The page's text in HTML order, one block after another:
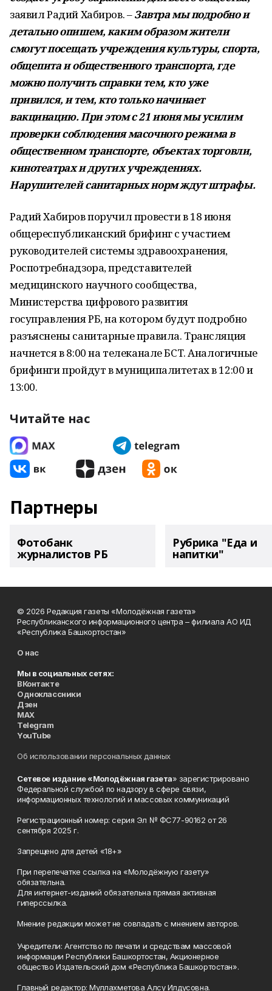
заявил Радий Хабиров. –Завтра мы подробно и
детально опишем, каким образом жители
смогут посещать учреждения культуры, спорта,
общепита и общественного транспорта, где
можно получить справки тем, кто уже
привился, и тем, кто только начинает
вакцинацию. При этом с 21 июня мы усилим
проверки соблюдения масочного режима в
общественном транспорте, объектах торговли,
кинотеатрах и других учреждениях.
Нарушителей санитарных норм ждут штрафы.
Радий Хабиров поручил провести в 18 июня
общереспубликанский брифинг с участием
руководителей системы здравоохранения,
Роспотребнадзора, представителей
медицинского научного сообщества,
Министерства цифрового развития
госуправления РБ, на котором будут подробно
разъяснены санитарные правила. Трансляция
начнется в 8:00 на телеканале БСТ. Аналогичные
брифинги пройдут в муниципалитетах в 12:00 и
13:00.
Читайте нас
Партнеры
Фотобанк
журналистов РБ
Рубрика "Еда и
напитки"
© 2026 Редакция газеты «Молодёжная газета»
Республиканского информационного центра – филиала АО ИД
«Республика Башкортостан»
О нас
Мы в социальных сетях:
ВКонтакте
Одноклассники
Дзен
MAX
Telegram
YouTube
Об использовании персональных данных
Сетевое издание «Молодёжная газета» зарегистрировано
Федеральной службой по надзору в сфере связи,
информационных технологий и массовых коммуникаций
Регистрационный номер: серия Эл № ФС77-90162 от 26
сентября 2025 г.
Запрещено для детей «18+»
При перепечатке ссылка на «Молодёжную газету»
обязательна.
Для интернет-изданий обязательна прямая активная
гиперссылка.
Мнение редакции может не совпадать с мнением авторов.
Учредители: Агентство по печати и средствам массовой
информации Республики Башкортостан, Акционерное
общество Издательский дом «Республика Башкортостан».
Главный редактор: Муллахметова Алсу Илдусовна.